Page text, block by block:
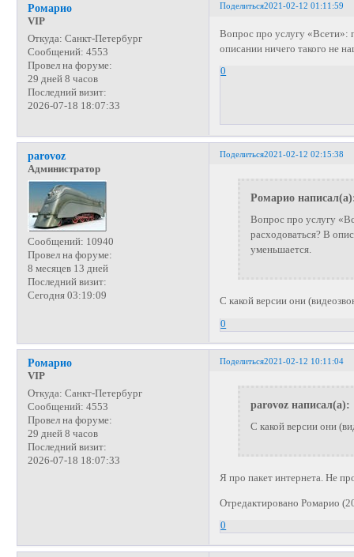
Поделиться2021-02-12 01:11:59
Ромарио
VIP
Откуда: Санкт-Петербург
Сообщений: 4553
Провел на форуме:
29 дней 8 часов
Последний визит:
2026-07-18 18:07:33
Вопрос про услугу «Всети»:
описании ничего такого не
0
Поделиться2021-02-12 02:15:38
parovoz
Администратор
Сообщений: 10940
Провел на форуме:
8 месяцев 13 дней
Последний визит:
Сегодня 03:19:09
Ромарио
Вопрос про услугу
расходоваться? В
уменьшается.
С какой версии они
0
Поделиться2021-02-12 10:11:04
Ромарио
VIP
Откуда: Санкт-Петербург
Сообщений: 4553
Провел на форуме:
29 дней 8 часов
Последний визит:
2026-07-18 18:07:33
parovoz написал(а):
С какой версии они
Я про пакет интернета. Не
Отредактировано Ромарио
0